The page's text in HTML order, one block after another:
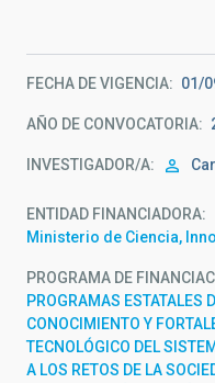
FECHA DE VIGENCIA 01/
AÑO DE CONVOCATORIA
INVESTIGADOR/A
ENTIDAD FINANCIADORA
Ministerio de Ciencia,
PROGRAMA DE
PROGRAMAS ESTATALES
CONOCIMIENTO Y
TECNOLÓGICO DEL
A LOS RETOS DE LA